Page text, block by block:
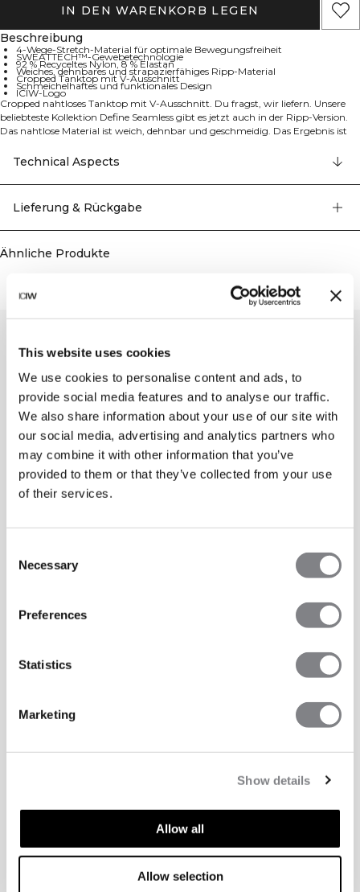
This website uses cookies
We use cookies to personalise content and ads, to
provide social media features and to analyse our traffic.
We also share information about your use of our site with
our social media, advertising and analytics partners who
may combine it with other information that you’ve
provided to them or that they’ve collected from your use
of their services.
Selection
Necessary
Preferences
Statistics
Marketing
Show details
Allow all
Allow selection
IN DEN WARENKORB LEGEN
Beschreibung
4-Wege-Stretch-Material für optimale Bewegungsfreiheit
SWEATTECH™-Gewebetechnologie
92 % Recyceltes Nylon, 8 % Elastan
Weiches, dehnbares und strapazierfähiges Ripp-Material
Cropped Tanktop mit V-Ausschnitt
Schmeichelhaftes und funktionales Design
ICIW-Logo
Cropped nahtloses Tanktop mit V-Ausschnitt. Du fragst, wir liefern. Unsere
beliebteste Kollektion Define Seamless gibt es jetzt auch in der Ripp-Version.
Das nahtlose Material ist weich, dehnbar und geschmeidig. Das Ergebnis ist
und Tank-Tops in verschiedenen trendigen Farben machen die Define-
Seamless-Linie zur Trainingsbekleidung für viele verschiedene Workouts. 92%
Recyceltes Nylon, 8% Elastan.
Technical Aspects
Lieferung & Rückgabe
Ähnliche Produkte
TECHNISCHE ASPEKTE